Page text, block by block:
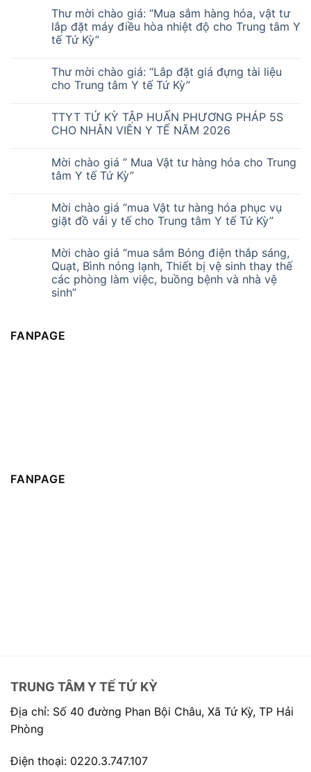
Thư mời chào giá: “Mua sắm hàng hóa, vật tư
lắp đặt máy điều hòa nhiệt độ cho Trung tâm Y
tế Tứ Kỳ”
Thư mời chào giá: “Lắp đặt giá đựng tài liệu
cho Trung tâm Y tế Tứ Kỳ”
TTYT TỨ KỲ TẬP HUẤN PHƯƠNG PHÁP 5S
CHO NHÂN VIÊN Y TẾ NĂM 2026
Mời chào giá ” Mua Vật tư hàng hóa cho Trung
tâm Y tế Tứ Kỳ”
Mời chào giá “mua Vật tư hàng hóa phục vụ
giặt đồ vải y tế cho Trung tâm Y tế Tứ Kỳ”
Mời chào giá “mua sắm Bóng điện thắp sáng,
Quạt, Bình nóng lạnh, Thiết bị vệ sinh thay thế
các phòng làm việc, buồng bệnh và nhà vệ
sinh”
FANPAGE
FANPAGE
TRUNG TÂM Y TẾ TỨ KỲ
Địa chỉ: Số 40 đường Phan Bội Châu, Xã Tứ Kỳ, TP Hải
Phòng
Điện thoại: 0220.3.747.107